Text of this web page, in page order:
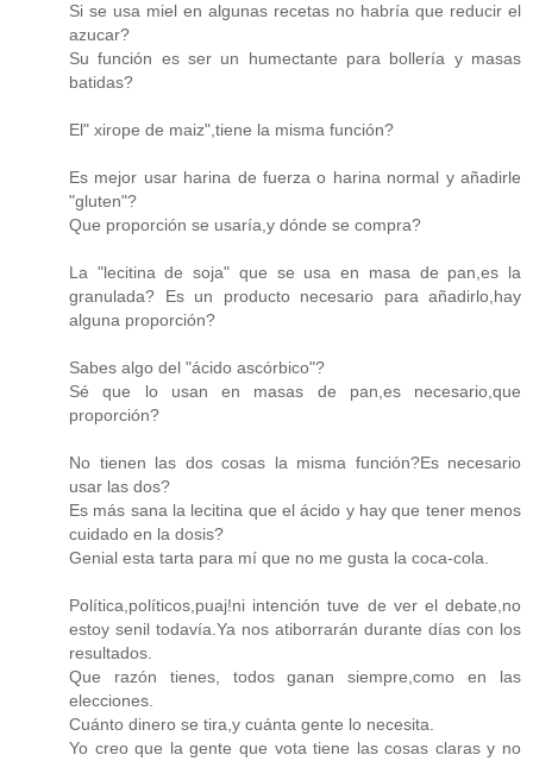
Si se usa miel en algunas recetas no habría que reducir el
azucar?
Su función es ser un humectante para bollería y masas
batidas?
El" xirope de maiz",tiene la misma función?
Es mejor usar harina de fuerza o harina normal y añadirle
"gluten"?
Que proporción se usaría,y dónde se compra?
La "lecitina de soja" que se usa en masa de pan,es la
granulada? Es un producto necesario para añadirlo,hay
alguna proporción?
Sabes algo del "ácido ascórbico"?
Sé que lo usan en masas de pan,es necesario,que
proporción?
No tienen las dos cosas la misma función?Es necesario
usar las dos?
Es más sana la lecitina que el ácido y hay que tener menos
cuidado en la dosis?
Genial esta tarta para mí que no me gusta la coca-cola.
Política,políticos,puaj!ni intención tuve de ver el debate,no
estoy senil todavía.Ya nos atiborrarán durante días con los
resultados.
Que razón tienes, todos ganan siempre,como en las
elecciones.
Cuánto dinero se tira,y cuánta gente lo necesita.
Yo creo que la gente que vota tiene las cosas claras y no